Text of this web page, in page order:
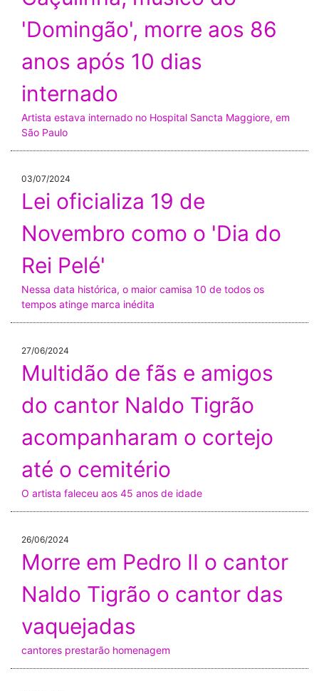
'Domingão', morre aos 86
anos após 10 dias
internado
Artista estava internado no Hospital Sancta Maggiore, em
São Paulo
03/07/2024
Lei oficializa 19 de
Novembro como o 'Dia do
Rei Pelé'
Nessa data histórica, o maior camisa 10 de todos os
tempos atinge marca inédita
27/06/2024
Multidão de fãs e amigos
do cantor Naldo Tigrão
acompanharam o cortejo
até o cemitério
O artista faleceu aos 45 anos de idade
26/06/2024
Morre em Pedro II o cantor
Naldo Tigrão o cantor das
vaquejadas
cantores prestarão homenagem